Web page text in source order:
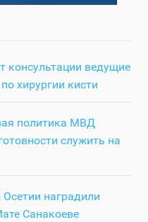
консультации ведущие
хирургии кисти
политика МВД
служить на
наградили
Санакоеве